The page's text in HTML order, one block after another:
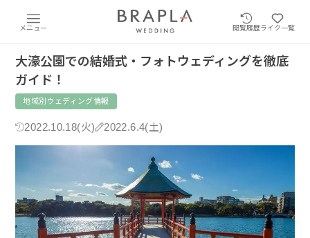
メニュー 閲覧履歴ライク一覧
大濠公園での結婚式・フォトウェディングを徹底
ガイド！
地域別ウェディング情報
2022.10.18(火) 2022.6.4(土)